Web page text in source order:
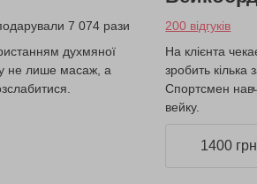
7 074 рази
духмяної
не лише масаж, а
200 відгуків
На клієнта
зробить кілька
Спортсмен
вейку.
1400 грн